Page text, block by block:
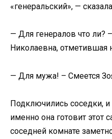
«генеральский», —
— Для генералов что ли?
Николаевна, отметившая
— Для мужа! – Смеется
Подключились соседки, и
именно она готовит этот
соседней комнате